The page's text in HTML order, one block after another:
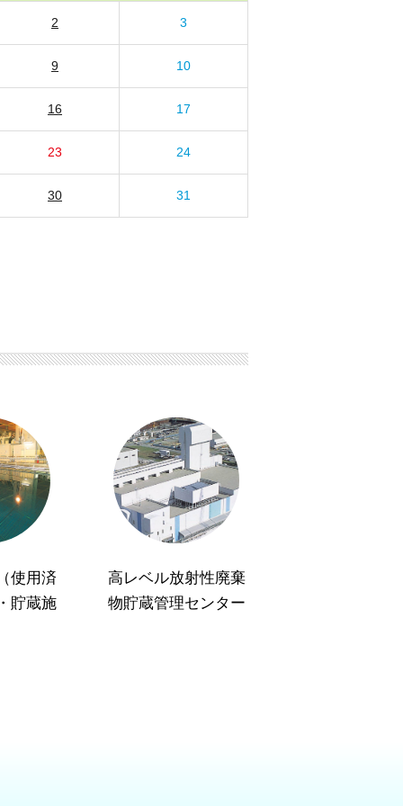
2 3
9 10
16 17
23 24
30 31
使用済
貯蔵施
高レベル放射性廃棄
物貯蔵管理センター